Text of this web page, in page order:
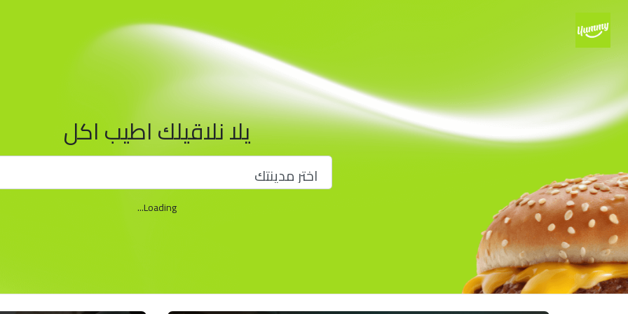
يلا نلاقيلك اطيب اكل
Loading...